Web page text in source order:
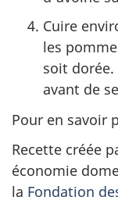
Cuire
les
soit
avant de
Pour en savoir
Recette créée
économie
la Fondation